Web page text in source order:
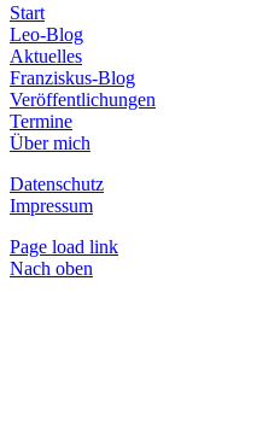
Start
Leo-Blog
Aktuelles
Franziskus-Blog
Veröffentlichungen
Termine
Über mich
Datenschutz
Impressum
Page load link
Nach oben